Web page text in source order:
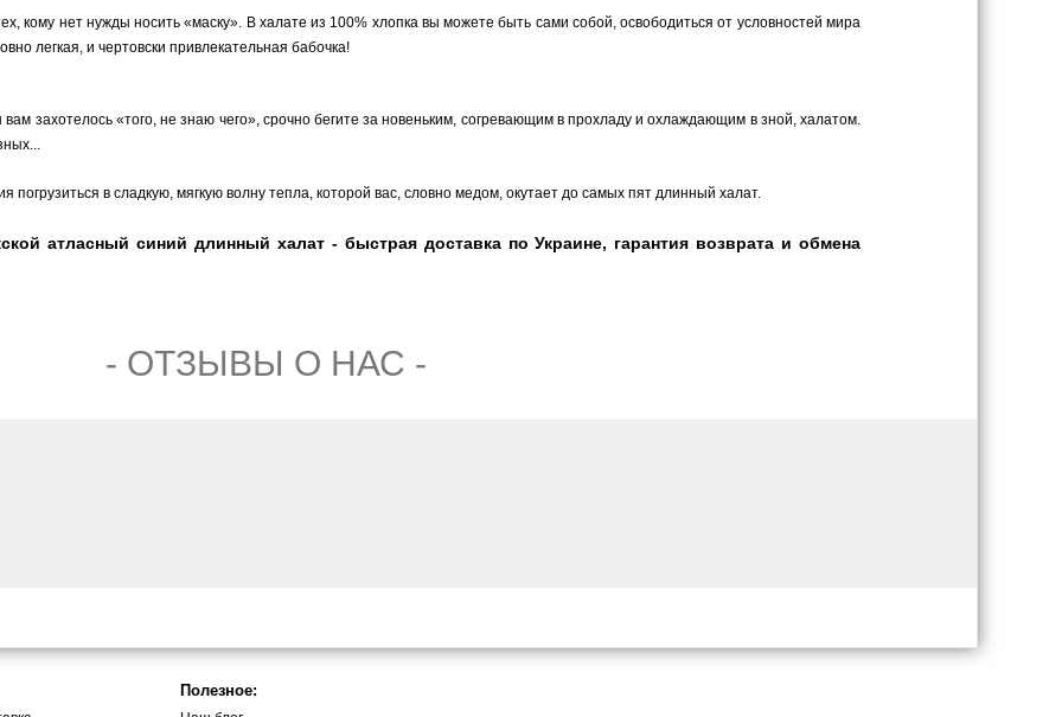
кому нет нужды носить «маску». В халате из 100% хлопка вы можете быть сами собой, освободиться от условностей мира
легкая, и чертовски привлекательная бабочка!
вам захотелось «того, не знаю чего», срочно бегите за новеньким, согревающим в прохладу и охлаждающим в зной, халатом.
погрузиться в сладкую, мягкую волну тепла, которой вас, словно медом, окутает до самых пят длинный халат.
атласный синий длинный халат - быстрая доставка по Украине, гарантия возврата и обмена
- ОТЗЫВЫ О НАС -
Полезное: